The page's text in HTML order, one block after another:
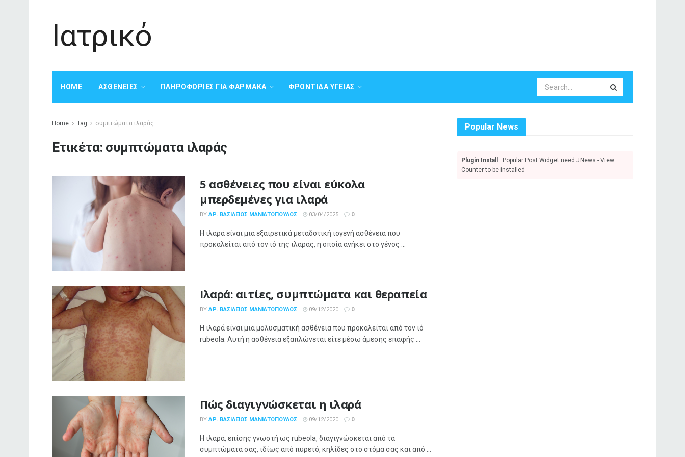
Ιατρικό
HOME ΑΣΘΈΝΕΙΕΣ ΠΛΗΡΟΦΟΡΊΕΣ ΓΙΑ ΦΆΡΜΑΚΑ ΦΡΟΝΤΊΔΑ ΥΓΕΊΑΣ
Home Tag συμπτώματα ιλαράς
Ετικέτα: συμπτώματα ιλαράς
5 ασθένειες που είναι εύκολα
μπερδεμένες για ιλαρά
BY ΔΡ. ΒΑΣΊΛΕΙΟΣ ΜΑΝΙΑΤΌΠΟΥΛΟΣ 03/04/2025 0
Η ιλαρά είναι μια εξαιρετικά μεταδοτική ιογενή ασθένεια που
προκαλείται από τον ιό της ιλαράς, η οποία ανήκει στο γένος ...
Ιλαρά: αιτίες, συμπτώματα και θεραπεία
BY ΔΡ. ΒΑΣΊΛΕΙΟΣ ΜΑΝΙΑΤΌΠΟΥΛΟΣ 09/12/2020 0
Η ιλαρά είναι μια μολυσματική ασθένεια που προκαλείται από τον ιό
rubeola. Αυτή η ασθένεια εξαπλώνεται είτε μέσω άμεσης επαφής ...
Πώς διαγιγνώσκεται η ιλαρά
BY ΔΡ. ΒΑΣΊΛΕΙΟΣ ΜΑΝΙΑΤΌΠΟΥΛΟΣ 09/12/2020 0
Η ιλαρά, επίσης γνωστή ως rubeola, διαγιγνώσκεται από τα
συμπτώματά σας, ιδίως από πυρετό, κηλίδες στο στόμα σας και από ...
Popular News
Plugin Install
: Popular Post Widget need JNews - View
Counter to be installed